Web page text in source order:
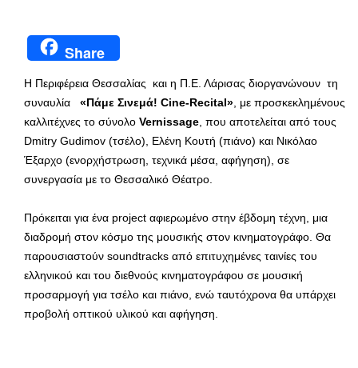
Share
Η Περιφέρεια Θεσσαλίας και η Π.Ε. Λάρισας διοργανώνουν τη
συναυλία «Πάμε Σινεμά! Cine-Recital» , με προσκεκλημένους
καλλιτέχνες το σύνολο Vernissage , που αποτελείται από τους
Dmitry Gudimov (τσέλο), Ελένη Κουτή (πιάνο) και Νικόλαο
Έξαρχο (ενορχήστρωση, τεχνικά μέσα, αφήγηση), σε
συνεργασία με το Θεσσαλικό Θέατρο.
Πρόκειται για ένα project αφιερωμένο στην έβδομη τέχνη, μια
διαδρομή στον κόσμο της μουσικής στον κινηματογράφο. Θα
παρουσιαστούν soundtracks από επιτυχημένες ταινίες του
ελληνικού και του διεθνούς κινηματογράφου σε μουσική
προσαρμογή για τσέλο και πιάνο, ενώ ταυτόχρονα θα υπάρχει
προβολή οπτικού υλικού και αφήγηση.